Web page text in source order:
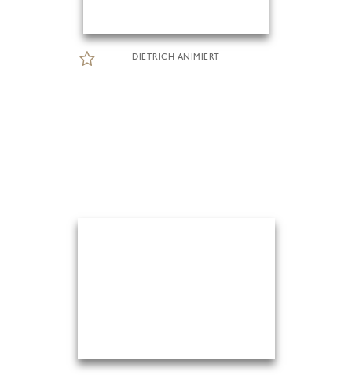
DIETRICH ANIMIERT